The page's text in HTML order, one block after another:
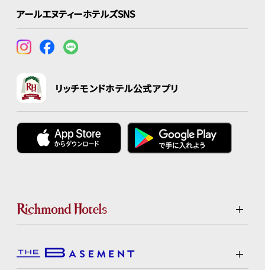
アールエヌティーホテルズSNS
リッチモンドホテル公式アプリ